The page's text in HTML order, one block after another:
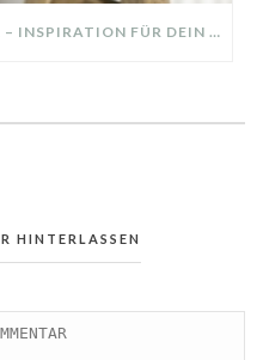
SCHLAFZIMMER MAKEOVER – INSPIRATION FÜR DEIN SCHLAFZIMMER: AUS ALT MACH NEU – HELL, GEMÜTLICH UND EINLADEND
HINTERLASSEN